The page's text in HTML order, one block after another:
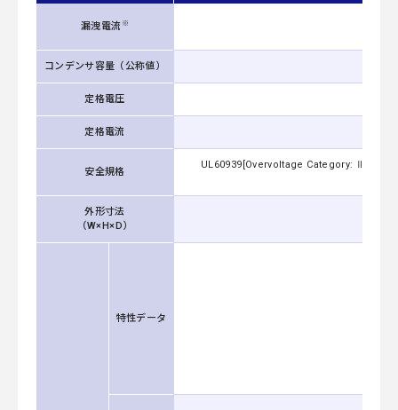
漏洩電流 ※
コンデンサ容量（公称値）
定格電圧
定格電流
安全規格
UL60939[Overvoltage Category: Ⅲ
外形寸法
（W×H×D）
特性データ